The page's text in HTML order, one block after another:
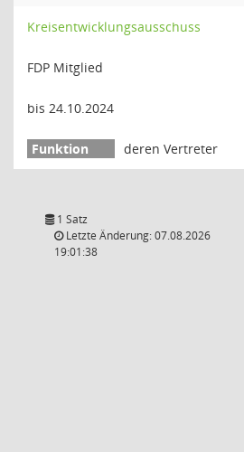
Kreisentwicklungsausschuss
FDP Mitglied
bis 24.10.2024
deren Vertreter
1 Satz
Letzte Änderung: 07.08.2026
19:01:38